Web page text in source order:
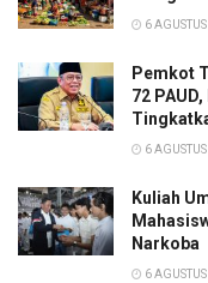
6
Pemkot
72
6
Kuliah
Narkoba
6